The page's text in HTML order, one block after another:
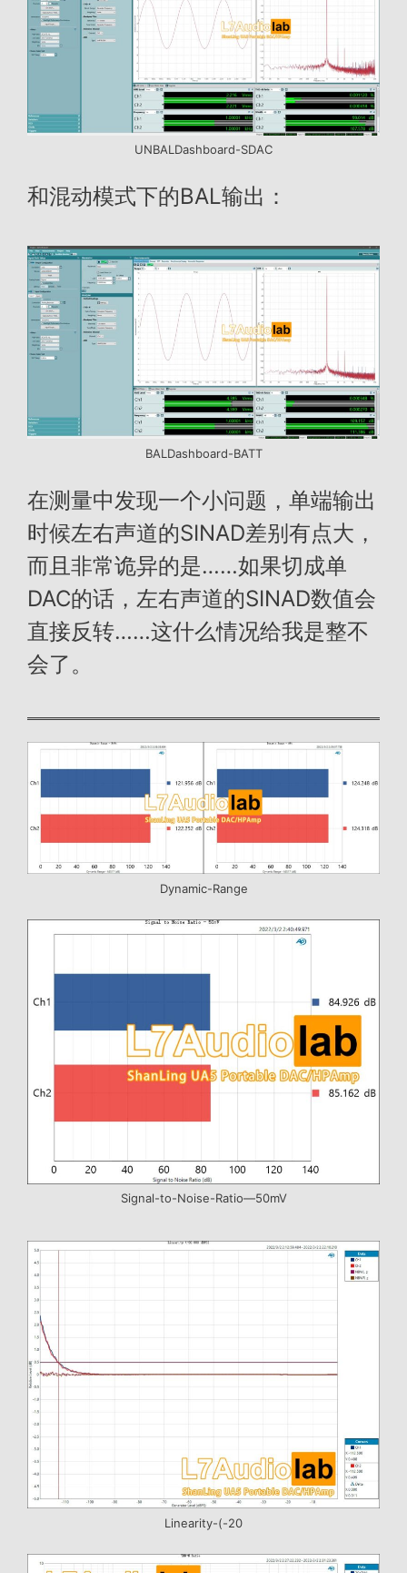
UNBALDashboard-SDAC
和混动模式下的BAL输出：
BALDashboard-BATT
在测量中发现一个小问题，单端输出
时候左右声道的SINAD差别有点大，
而且非常诡异的是……如果切成单
DAC的话，左右声道的SINAD数值会
直接反转……这什么情况给我是整不
会了。
Dynamic-Range
Signal-to-Noise-Ratio—50mV
Linearity-(-20